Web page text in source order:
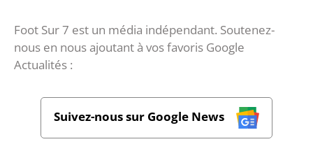
Foot Sur 7 est un média indépendant. Soutenez-
nous en nous ajoutant à vos favoris Google
Actualités :
Suivez-nous sur Google News